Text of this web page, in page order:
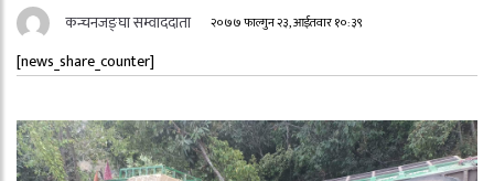
कन्चनजङ्घा सम्वाददाता २०७७ फाल्गुन २३, आईतवार १०:३९
[news_share_counter]